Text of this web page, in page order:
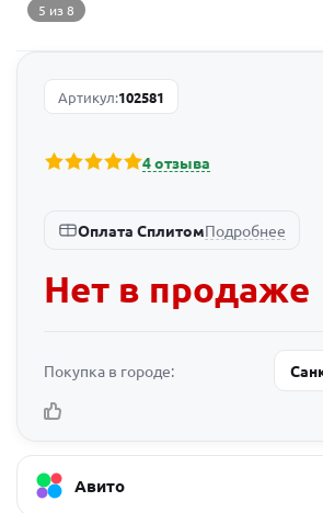
5 из 8
Артикул:102581
4 отзыва
Оплата СплитомПодробнее
Нет в продаже
Покупка в городе:
Авито